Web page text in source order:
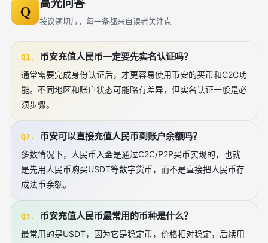
Q 高光问答
按议题切片，每一条都来自读者关注点
Q1. 币安充值人民币一定要先实名认证吗？
通常需要完成身份认证后，才更容易使用币安的买币和C2C功
能。不同地区和账户状态可能略有差异，但实名认证一般是必
须步骤。
Q2. 币安可以直接充值人民币到账户余额吗？
多数情况下，人民币入金是通过C2C/P2P买币实现的，也就
是先用人民币购买USDT等数字货币，而不是直接把人民币存
成法币余额。
Q3. 币安充值人民币最常用的币种是什么？
最常用的是USDT，因为它是稳定币，价格相对稳定，后续用